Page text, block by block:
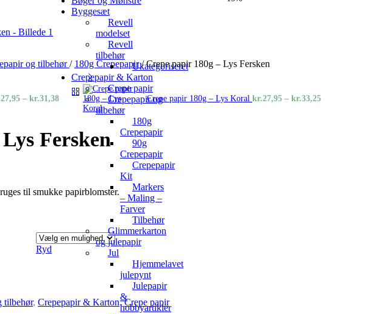
Byggesæt
Revell
modelset
Revell
tilbehør
Ukategoriseret
Crepepapir & Karton
Crepe papir
Crepepapir og
tilbehør
180g
Crepepapir
90g
Crepepapir
Crepepapir
Kit
Markers
– Maling –
Farver
Tilbehør
Glimmerkarton
og julepapir
Jul
Hjemmelavet
julepynt
Julepapir
&
hobbyartikler
og tilbehør/ 180g Crepepapir/ Crepe papir 180g – Lys Fersken
27,95 – kr.31,38Prisinterval:
kr.27,95
Crepe papir 180g – Lys Koral kr.27,95 – kr.33,25Prisinterval:
Fersken
til smukke papirblomster.
Ryd
tilbehør, Crepepapir & Karton, Crepe papir